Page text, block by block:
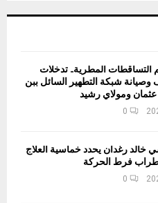
التساقطات المطرية.. تدخلات
وصيانة شبكة التطهير السائل ببن
ومولاي رشيد
0
خالد رغدان يحدد خماسية العلاج
فرط الحركة
0